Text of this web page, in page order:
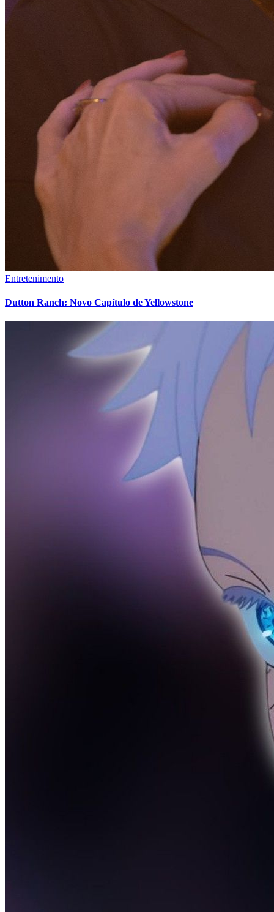
Entretenimento
Dutton Ranch: Novo Capítulo de Yellowstone